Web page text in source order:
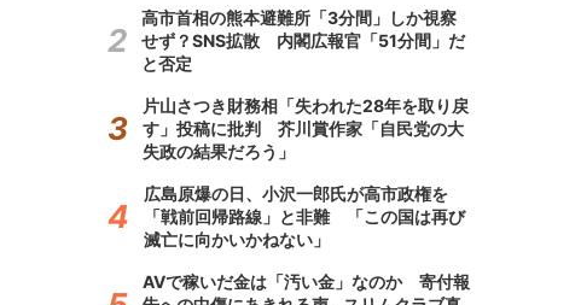
高市首相の熊本避難所「3分間」しか視察
せず？SNS拡散 内閣広報官「51分間」だ
と否定
片山さつき財務相「失われた28年を取り戻
す」投稿に批判 芥川賞作家「自民党の大
失政の結果だろう」
広島原爆の日、小沢一郎氏が高市政権を
「戦前回帰路線」と非難 「この国は再び
滅亡に向かいかねない」
AVで稼いだ金は「汚い金」なのか 寄付報